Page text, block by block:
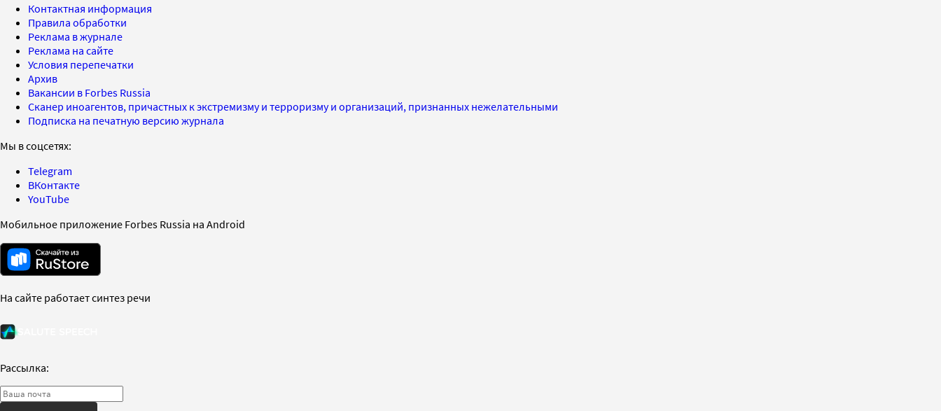
Контактная информация
Правила обработки
Реклама в журнале
Реклама на сайте
Условия перепечатки
Архив
Вакансии в Forbes Russia
Сканер иноагентов, причастных к экстремизму и терроризму и организаций, признанных нежелательными
Подписка на печатную версию журнала
Мы в соцсетях:
Telegram
ВКонтакте
YouTube
Мобильное приложение Forbes Russia на Android
На сайте работает синтез речи
Рассылка: